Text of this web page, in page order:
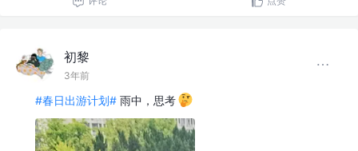
初黎
3年前
#春日出游计划# 雨中，思考